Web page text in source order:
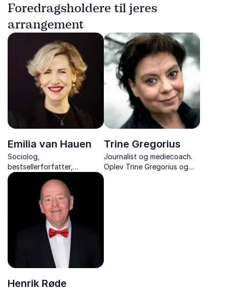
Foredragsholdere til jeres
arrangement
Emilia van Hauen
Sociolog,
bestsellerforfatter,
bestyrelsesmedlem og
TEDx- speaker
Trine Gregorius
Journalist og mediecoach.
Oplev Trine Gregorius og
Henrik Røde